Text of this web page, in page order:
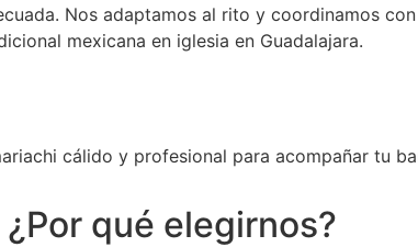
Nos adaptamos al rito y coordinamos
mexicana en iglesia en Guadalajara.
cálido y profesional para acompañar tu
¿Por qué elegirnos?